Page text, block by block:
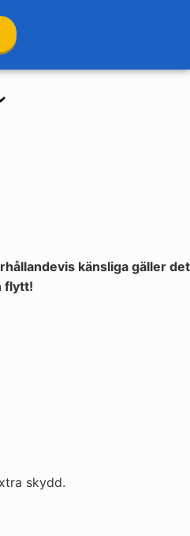
känsliga gäller det
flytt!
skydd.